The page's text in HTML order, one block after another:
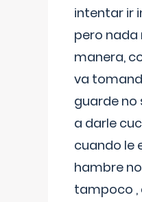
intentar ir
pero nada
manera,
va
guarde no
a darle
cuando le
hambre
tampoco ,